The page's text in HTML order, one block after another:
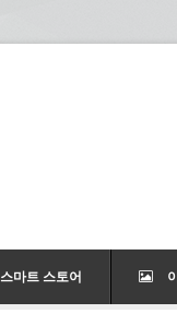
스마트 스토어